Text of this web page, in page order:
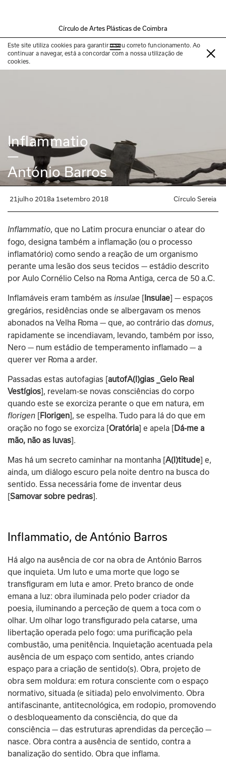
Círculo de Artes Plásticas de Coimbra
Este site utiliza cookies para garantir o seu correto funcionamento. Ao
continuar a navegar, está a concordar com a nossa utilização de
cookies.
Exposição passada
Inflammatio
—
António Barros
21 julho 2018a 1setembro 2018 Círculo Sereia
Inflammatio , que no Latim procura enunciar o atear do
fogo, designa também a inflamação (ou o processo
inflamatório) como sendo a reação de um organismo
perante uma lesão dos seus tecidos — estádio descrito
por Aulo Cornélio Celso na Roma Antiga, cerca de 50 a.C.
Inflamáveis eram também as insulae [Insulae] — espaços
gregários, residências onde se albergavam os menos
abonados na Velha Roma — que, ao contrário das domus
rapidamente se incendiavam, levando, também por isso,
Nero — num estádio de temperamento inflamado — a
querer ver Roma a arder.
Passadas estas autofagias [autofA(l)gias _Gelo Real
Vestígios], revelam-se novas consciências do corpo
quando este se exorciza perante o que em natura, em
florigen [Florigen], se espelha. Tudo para lá do que em
oração no fogo se exorciza [Oratória] e apela [Dá-me a
mão, não as luvas].
Mas há um secreto caminhar na montanha [A(l)titude] e,
ainda, um diálogo escuro pela noite dentro na busca do
sentido. Essa necessária fome de inventar deus
[Samovar sobre pedras].
Inflammatio, de António Barros
Há algo na ausência de cor na obra de António Barros
que inquieta. Um luto e uma morte que logo se
transfiguram em luta e amor. Preto branco de onde
emana a luz: obra iluminada pelo poder criador da
poesia, iluminando a perceção de quem a toca com o
olhar. Um olhar logo transfigurado pela catarse, uma
libertação operada pelo fogo: uma purificação pela
combustão, uma penitência. Inquietação acentuada pela
ausência de um espaço com sentido, antes criando
espaço para a criação de sentido(s). Obra, projeto de
obra sem moldura: em rotura consciente com o espaço
normativo, situada (e sitiada) pelo envolvimento. Obra
antifascinante, antitecnológica, em rodopio, promovendo
o desbloqueamento da consciência, do que da
consciência — das estruturas aprendidas da perceção —
nasce. Obra contra a ausência de sentido, contra a
banalização do sentido. Obra que inflama.